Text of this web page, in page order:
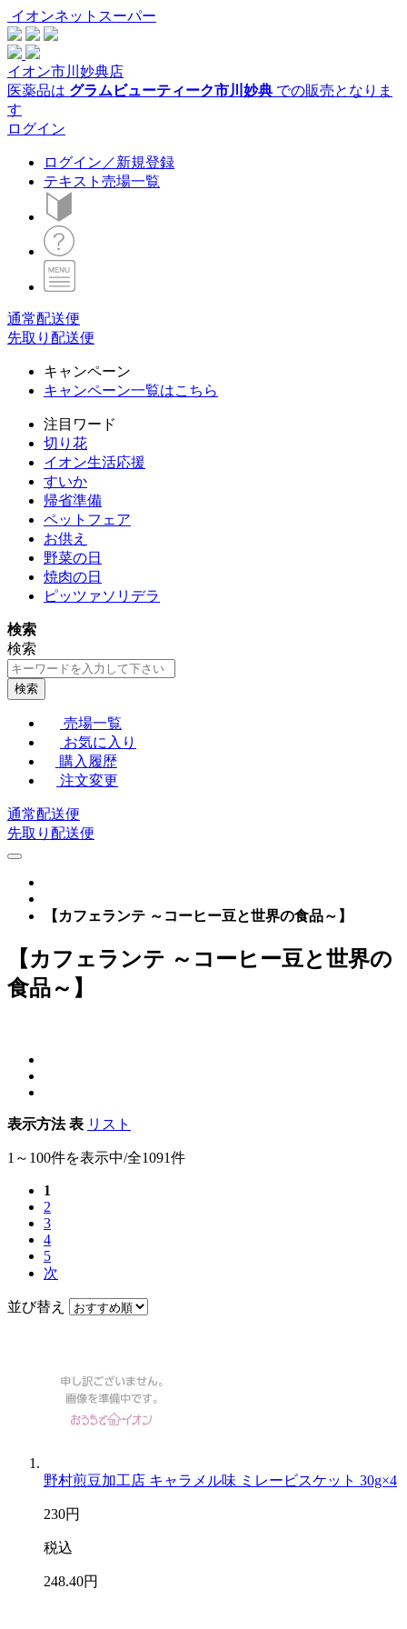
イオンネットスーパー
イオン市川妙典店
医薬品は グラムビューティーク市川妙典 での販売となりま
す
ログイン
ログイン／新規登録
テキスト売場一覧
通常配送便
先取り配送便
キャンペーン
キャンペーン一覧はこちら
注目ワード
切り花
イオン生活応援
すいか
帰省準備
ペットフェア
お供え
野菜の日
焼肉の日
ピッツァソリデラ
検索
検索
検索
売場一覧
お気に入り
購入履歴
注文変更
通常配送便
先取り配送便
【カフェランテ ～コーヒー豆と世界の食品～】
【カフェランテ ～コーヒー豆と世界の
食品～】
表示方法 表 リスト
1～100件を表示中/全1091件
1
2
3
4
5
次
並び替え
野村煎豆加工店 キャラメル味 ミレービスケット 30g×4
230円
税込
248.40円